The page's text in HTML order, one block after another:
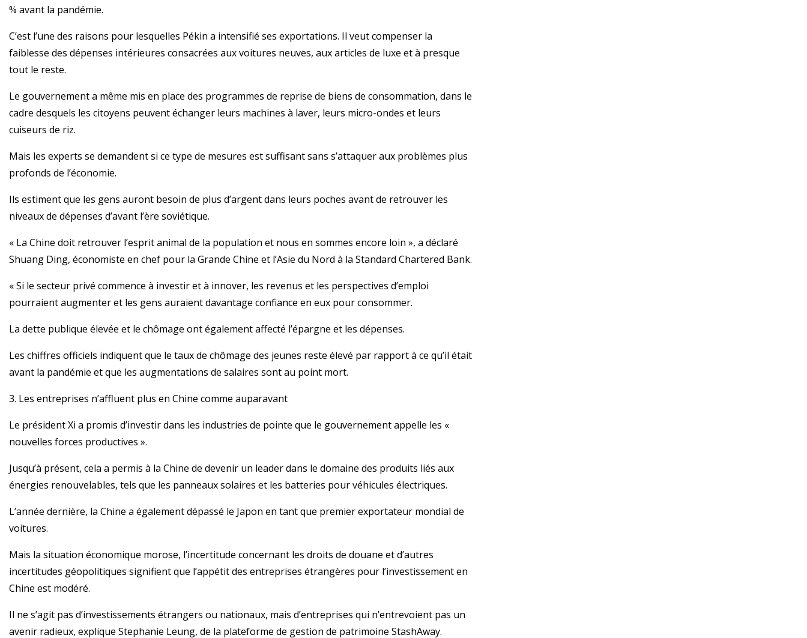
% avant la pandémie.
C’est l’une des raisons pour lesquelles Pékin a intensifié ses exportations. Il veut compenser la
faiblesse des dépenses intérieures consacrées aux voitures neuves, aux articles de luxe et à presque
tout le reste.
Le gouvernement a même mis en place des programmes de reprise de biens de consommation, dans le
cadre desquels les citoyens peuvent échanger leurs machines à laver, leurs micro-ondes et leurs
cuiseurs de riz.
Mais les experts se demandent si ce type de mesures est suffisant sans s’attaquer aux problèmes plus
profonds de l’économie.
Ils estiment que les gens auront besoin de plus d’argent dans leurs poches avant de retrouver les
niveaux de dépenses d’avant l’ère soviétique.
« La Chine doit retrouver l’esprit animal de la population et nous en sommes encore loin », a déclaré
Shuang Ding, économiste en chef pour la Grande Chine et l’Asie du Nord à la Standard Chartered Bank.
« Si le secteur privé commence à investir et à innover, les revenus et les perspectives d’emploi
pourraient augmenter et les gens auraient davantage confiance en eux pour consommer.
La dette publique élevée et le chômage ont également affecté l’épargne et les dépenses.
Les chiffres officiels indiquent que le taux de chômage des jeunes reste élevé par rapport à ce qu’il était
avant la pandémie et que les augmentations de salaires sont au point mort.
3. Les entreprises n’affluent plus en Chine comme auparavant
Le président Xi a promis d’investir dans les industries de pointe que le gouvernement appelle les «
nouvelles forces productives ».
Jusqu’à présent, cela a permis à la Chine de devenir un leader dans le domaine des produits liés aux
énergies renouvelables, tels que les panneaux solaires et les batteries pour véhicules électriques.
L’année dernière, la Chine a également dépassé le Japon en tant que premier exportateur mondial de
voitures.
Mais la situation économique morose, l’incertitude concernant les droits de douane et d’autres
incertitudes géopolitiques signifient que l’appétit des entreprises étrangères pour l’investissement en
Chine est modéré.
Il ne s’agit pas d’investissements étrangers ou nationaux, mais d’entreprises qui n’entrevoient pas un
avenir radieux, explique Stephanie Leung, de la plateforme de gestion de patrimoine StashAway.